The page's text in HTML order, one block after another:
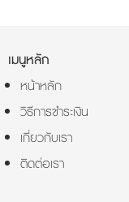
เมนูหลัก
หน้าหลัก
วิธีการชำระเงิน
เกี่ยวกับเรา
ติดต่อเรา